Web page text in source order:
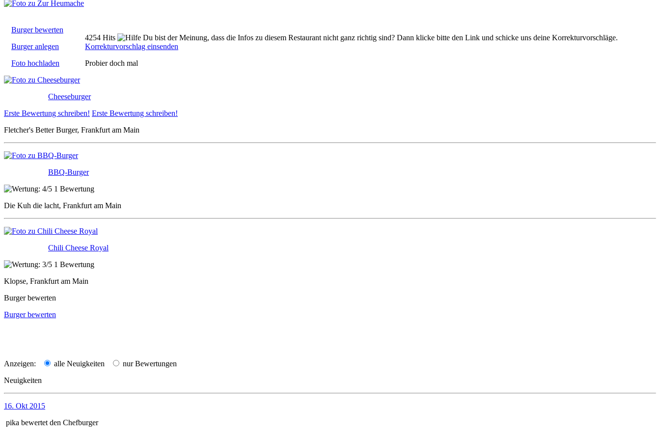
Burger bewerten
Burger anlegen
Foto hochladen
4254 Hits
Du bist der Meinung, dass die Infos zu diesem Restaurant nicht ganz richtig sind? Dann klicke bitte den Link und schicke uns deine Korrekturvorschläge.
Korrekturvorschlag einsenden
Probier doch mal
Cheeseburger
Erste Bewertung schreiben! Erste Bewertung schreiben!
Fletcher's Better Burger, Frankfurt am Main
BBQ-Burger
1 Bewertung
Die Kuh die lacht, Frankfurt am Main
Chili Cheese Royal
1 Bewertung
Klopse, Frankfurt am Main
Burger bewerten
Burger bewerten
Anzeigen: alle Neuigkeiten
nur Bewertungen
Neuigkeiten
16. Okt 2015
pika bewertet den Chefburger